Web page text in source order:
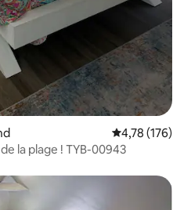
Évaluation
4,78 (176)
la plage ! TYB-00943